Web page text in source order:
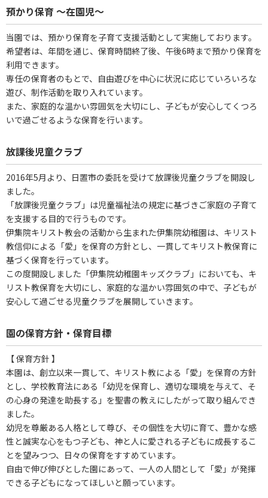
預かり保育 ～在園児～
当園では、預かり保育を子育て支援活動として実施しております。
希望者は、年間を通じ、保育時間終了後、午後6時まで預かり保育を
利用できます。
専任の保育者のもとで、自由遊びを中心に状況に応じていろいろな
遊び、制作活動を取り入れています。
また、家庭的な温かい雰囲気を大切にし、子どもが安心してくつろ
いで過ごせるような保育を行います。
放課後児童クラブ
2016年5月より、日置市の委託を受けて放課後児童クラブを開設し
ました。
「放課後児童クラブ」は児童福祉法の規定に基づきご家庭の子育て
を支援する目的で行うものです。
伊集院キリスト教会の活動から生まれた伊集院幼稚園は、キリスト
教信仰による「愛」を保育の方針とし、一貫してキリスト教保育に
基づく保育を行っています。
この度開設しました「伊集院幼稚園キッズクラブ」においても、キ
リスト教保育を大切にし、家庭的な温かい雰囲気の中で、子どもが
安心して過ごせる児童クラブを展開していきます。
園の保育方針・保育目標
【 保育方針 】
本園は、創立以来一貫して、キリスト教による「愛」を保育の方針
とし、学校教育法にある「幼児を保育し、適切な環境を与えて、そ
の心身の発達を助長する」を聖書の教えにしたがって取り組んでき
ました。
幼児を尊厳ある人格として尊び、その個性を大切に育て、豊かな感
性と誠実な心をもつ子ども、神と人に愛される子どもに成長するこ
とを望みつつ、日々の保育をすすめています。
自由で伸び伸びとした園にあって、一人の人間として「愛」が発揮
できる子どもになってほしいと願っています。